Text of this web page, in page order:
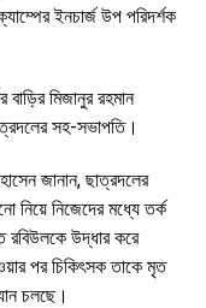
ইনচার্জ উপ পরিদর্শক
মিজানুর রহমান
সহ-সভাপতি।
জানান, ছাত্রদলের
নিয়ে নিজেদের মধ্যে তর্ক
উদ্ধার করে
পর চিকিৎসক তাকে মৃত
চলছে।